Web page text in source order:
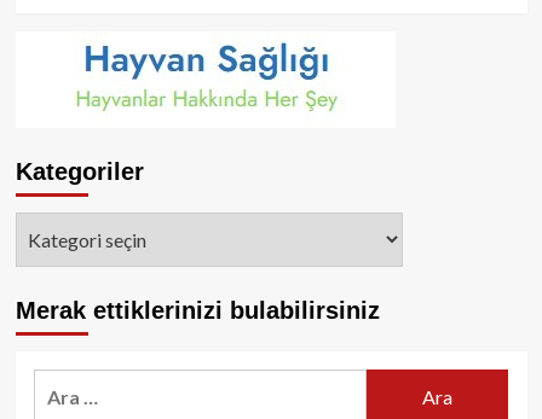
Kategoriler
Merak ettiklerinizi bulabilirsiniz